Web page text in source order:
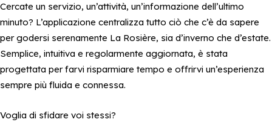
Cercate un servizio, un’attività, un’informazione dell’ultimo
minuto? L’applicazione centralizza tutto ciò che c’è da sapere
per godersi serenamente La Rosière, sia d’inverno che d’estate.
Semplice, intuitiva e regolarmente aggiornata, è stata
progettata per farvi risparmiare tempo e offrirvi un’esperienza
sempre più fluida e connessa.
Voglia di sfidare voi stessi?